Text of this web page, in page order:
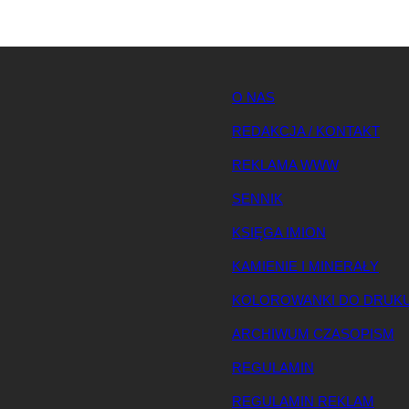
O NAS
REDAKCJA / KONTAKT
REKLAMA WWW
SENNIK
KSIĘGA IMION
KAMIENIE I MINERAŁY
KOLOROWANKI DO
ARCHIWUM CZASOPISM
REGULAMIN
REGULAMIN REKLAM